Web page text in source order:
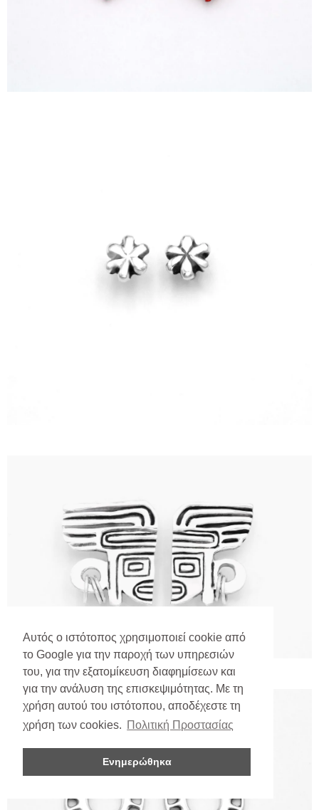
Αυτός ο ιστότοπος χρησιμοποιεί cookie από
το Google για την παροχή των υπηρεσιών
του, για την εξατομίκευση διαφημίσεων και
για την ανάλυση της επισκεψιμότητας. Με τη
χρήση αυτού του ιστότοπου, αποδέχεστε τη
χρήση των cookies. Πολιτική Προστασίας
Ενημερώθηκα